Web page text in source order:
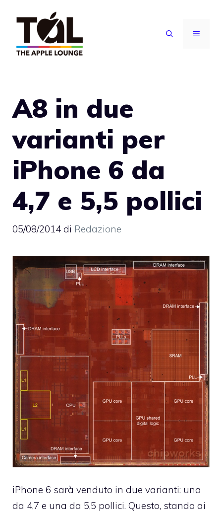
contenuto
MENU
A8 in due
varianti per
iPhone 6 da
4,7 e 5,5 pollici
05/08/2014 di Redazione
iPhone 6 sarà venduto in due varianti: una
da 4,7 e una da 5,5 pollici. Questo, stando ai